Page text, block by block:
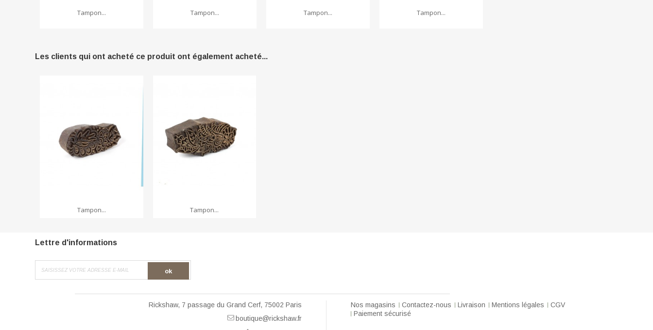
Tampon... Tampon... Tampon... Tampon...
Les clients qui ont acheté ce produit ont également acheté...
ADD TO CART
Tampon...
ADD TO CART
Tampon...
Lettre d'informations
ok
Rickshaw, 7 passage du Grand Cerf, 75002 Paris
boutique@rickshaw.fr
Nos magasins Contactez-nous Livraison Mentions légales
CGV
Paiement sécurisé